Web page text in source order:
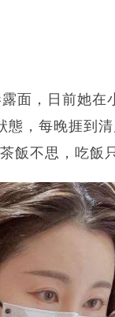
面，日前她在
，每晚捱到
飯不思，吃飯